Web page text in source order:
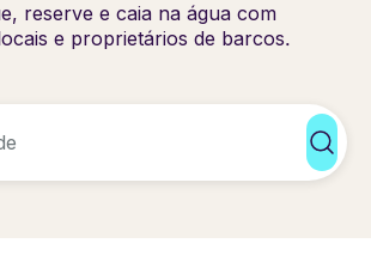
reserve e caia na água com
e proprietários de barcos.